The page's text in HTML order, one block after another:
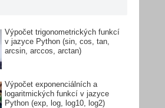
Výpočet trigonometrických funkcí
v jazyce Python (sin, cos, tan,
arcsin, arccos, arctan)
Výpočet exponenciálních a
logaritmických funkcí v jazyce
Python (exp, log, log10, log2)